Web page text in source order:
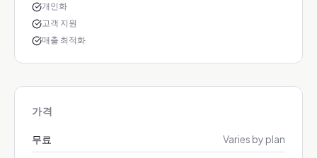
개인화
고객 지원
매출 최적화
가격
무료 Varies by plan